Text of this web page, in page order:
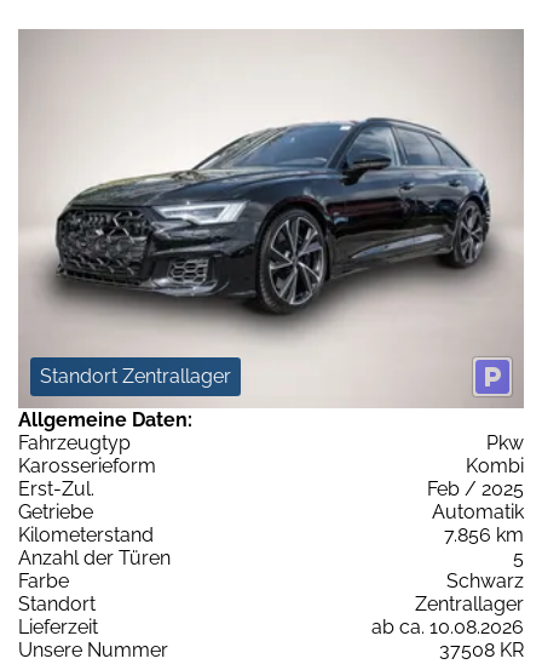
Standort Zentrallager
Allgemeine Daten:
Fahrzeugtyp
Pkw
Karosserieform
Kombi
Erst-Zul.
Feb / 2025
Getriebe
Automatik
Kilometerstand
7.856 km
Anzahl der Türen
5
Farbe
Schwarz
Standort
Zentrallager
Lieferzeit
ab ca. 10.08.2026
Unsere Nummer
37508 KR